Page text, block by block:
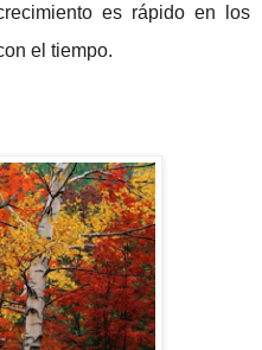
es rápido en los
el tiempo.